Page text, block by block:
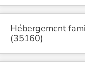
Hébergement
(35160)